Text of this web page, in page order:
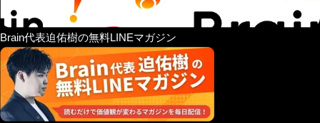
Brain代表迫佑樹の無料LINEマガジン